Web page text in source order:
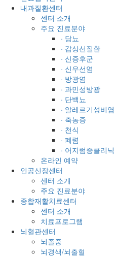
내과질환센터
센터 소개
주요 진료분야
· 당뇨
· 갑상선질환
· 신증후군
· 신우선염
· 방광염
· 과민성방광
· 단백뇨
· 알레르기성비염
· 축농증
· 천식
· 폐렴
· 어지럼증클리닉
온라인 예약
인공신장센터
센터 소개
주요 진료분야
종합재활치료센터
센터 소개
치료프로그램
뇌혈관센터
뇌졸중
뇌경색/뇌출혈